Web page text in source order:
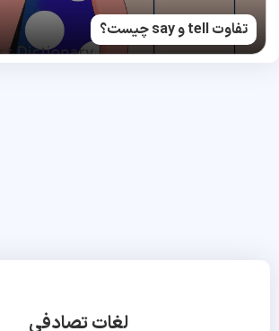
تفاوت tell و say چیست؟
لغات تصادفی